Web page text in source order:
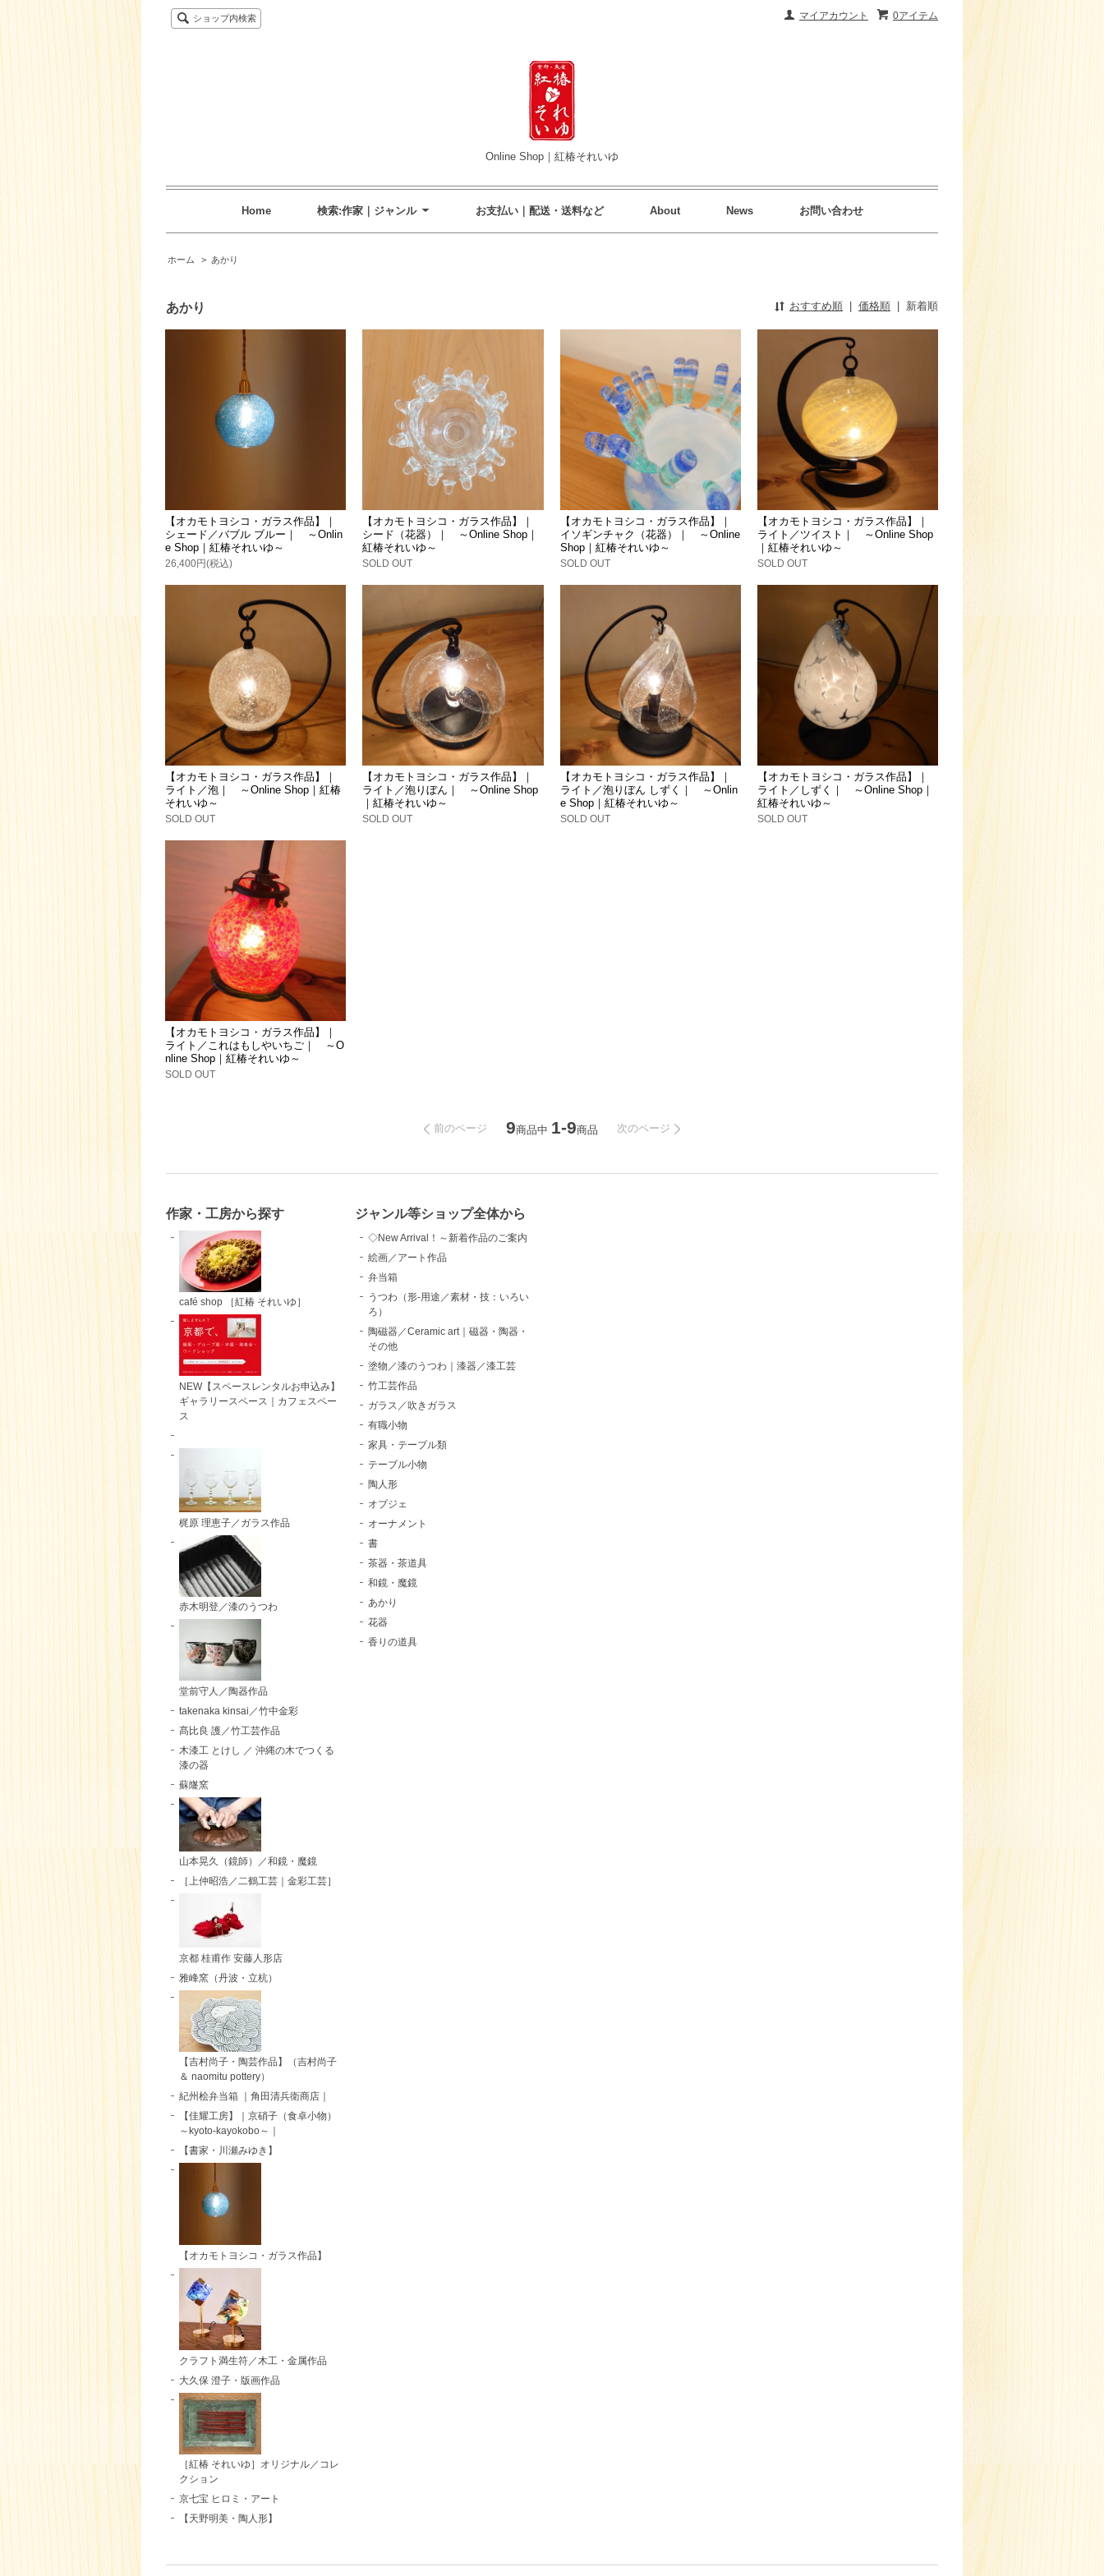
0アイテム
マイアカウント
ショップ内検索
Online Shop｜紅椿それいゆ
Home 検索:作家｜ジャンル お支払い｜配送・送料など About News お問い合わせ
ホーム > あかり
あかり おすすめ順 | 価格順 | 新着順
【オカモトヨシコ・ガラス作品】｜
シェード／バブル ブルー｜ ～Onlin
e Shop｜紅椿それいゆ～
26,400円(税込)
【オカモトヨシコ・ガラス作品】｜
シード（花器）｜ ～Online Shop｜
紅椿それいゆ～
SOLD OUT
【オカモトヨシコ・ガラス作品】｜
イソギンチャク（花器）｜ ～Online
Shop｜紅椿それいゆ～
SOLD OUT
【オカモトヨシコ・ガラス作品】｜
ライト／ツイスト｜ ～Online Shop
｜紅椿それいゆ～
SOLD OUT
【オカモトヨシコ・ガラス作品】｜
ライト／泡｜ ～Online Shop｜紅椿
それいゆ～
SOLD OUT
【オカモトヨシコ・ガラス作品】｜
ライト／泡りぼん｜ ～Online Shop
｜紅椿それいゆ～
SOLD OUT
【オカモトヨシコ・ガラス作品】｜
ライト／泡りぼん しずく｜ ～Onlin
e Shop｜紅椿それいゆ～
SOLD OUT
【オカモトヨシコ・ガラス作品】｜
ライト／しずく｜ ～Online Shop｜
紅椿それいゆ～
SOLD OUT
【オカモトヨシコ・ガラス作品】｜
ライト／これはもしやいちご｜ ～O
nline Shop｜紅椿それいゆ～
SOLD OUT
前のページ 9商品中 1-9商品 次のページ
作家・工房から探す
café shop ［紅椿 それいゆ］
NEW【スペースレンタルお申込み】
ギャラリースペース｜カフェスペー
ス
梶原 理恵子／ガラス作品
赤木明登／漆のうつわ
堂前守人／陶器作品
takenaka kinsai／竹中金彩
髙比良 護／竹工芸作品
木漆工 とけし ／ 沖縄の木でつくる
漆の器
蘇嶐窯
山本晃久（鏡師）／和鏡・魔鏡
［上仲昭浩／二鶴工芸｜金彩工芸］
京都 桂甫作 安藤人形店
雅峰窯（丹波・立杭）
【吉村尚子・陶芸作品】（吉村尚子
＆ naomitu pottery）
紀州桧弁当箱 ｜角田清兵衛商店｜
【佳耀工房】｜京硝子（食卓小物）
～kyoto-kayokobo～｜
【書家・川瀬みゆき】
【オカモトヨシコ・ガラス作品】
クラフト満生符／木工・金属作品
大久保 澄子・版画作品
［紅椿 それいゆ］オリジナル／コレ
クション
京七宝 ヒロミ・アート
【天野明美・陶人形】
ジャンル等ショップ全体から
◇New Arrival！～新着作品のご案内
絵画／アート作品
弁当箱
うつわ（形-用途／素材・技：いろい
ろ）
陶磁器／Ceramic art｜磁器・陶器・
その他
塗物／漆のうつわ｜漆器／漆工芸
竹工芸作品
ガラス／吹きガラス
有職小物
家具・テーブル類
テーブル小物
陶人形
オブジェ
オーナメント
書
茶器・茶道具
和鏡・魔鏡
あかり
花器
香りの道具